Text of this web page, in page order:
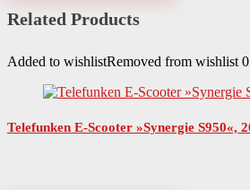
Related Products
Added to wishlistRemoved from wishlist 0
Telefunken E-Scooter »Synergie S950«,